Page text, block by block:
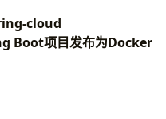
cloud
Boot项目发布为Docker